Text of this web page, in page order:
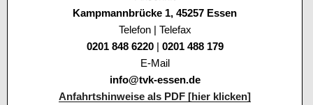
Kampmannbrücke 1, 45257 Essen
Telefon | Telefax
0201 848 6220 | 0201 488 179
E-Mail
info@tvk-essen.de
Anfahrtshinweise als PDF [hier klicken]